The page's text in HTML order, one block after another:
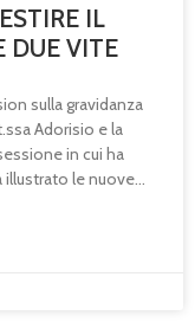
IL
DUE VITE
sulla gravidanza
Adorisio e la
in cui ha
illustrato le nuove